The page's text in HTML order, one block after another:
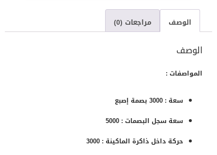
الوصف مراجعات (0)
الوصف
المواصفات :
سعة : 3000 بصمة إصبع
سعة سجل البصمات : 5000
حركة داخل ذاكرة الماكينة : 3000